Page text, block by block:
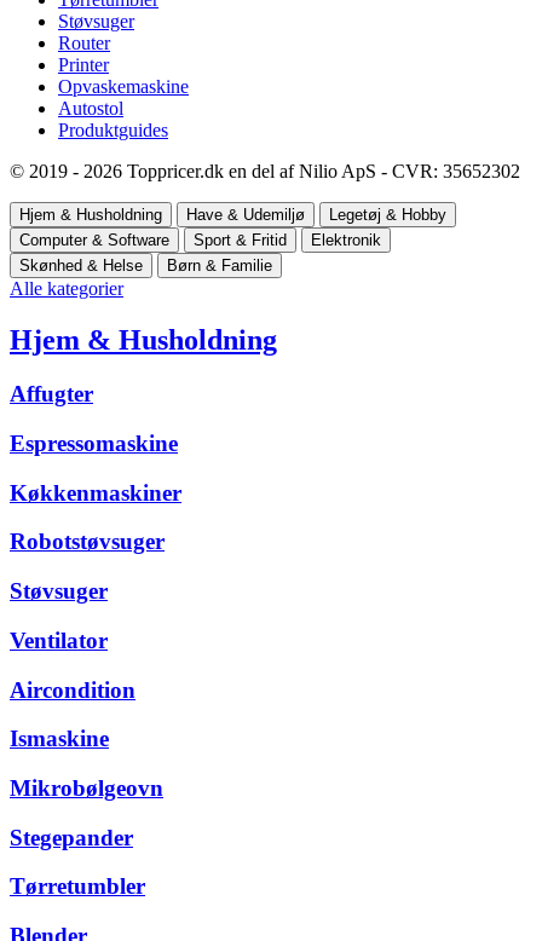
Støvsuger
Router
Printer
Opvaskemaskine
Autostol
Produktguides
© 2019 - 2026 Toppricer.dk en del af Nilio ApS - CVR: 35652302
Hjem & Husholdning Have & Udemiljø
Legetøj & Hobby
Computer & Software
Sport & Fritid
Elektronik
Skønhed & Helse
Børn & Familie
Alle kategorier
Hjem & Husholdning
Affugter
Espressomaskine
Køkkenmaskiner
Robotstøvsuger
Støvsuger
Ventilator
Aircondition
Ismaskine
Mikrobølgeovn
Stegepander
Tørretumbler
Blender